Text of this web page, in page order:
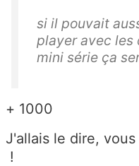
si il pouvait
player avec les
mini série ça
+ 1000
J'allais le dire,
!